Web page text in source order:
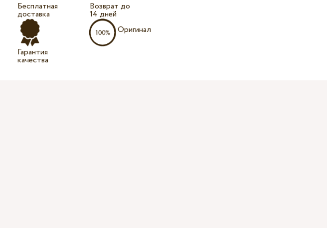
Бесплатная
доставка
Гарантия
качества
Возврат до
14 дней
Оригинал